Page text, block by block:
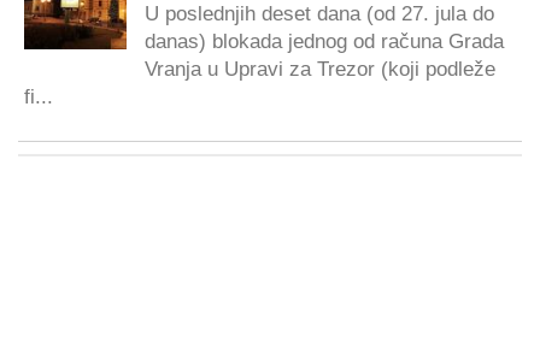
U poslednjih deset dana (od 27. jula do
danas) blokada jednog od računa Grada
Vranja u Upravi za Trezor (koji podleže
fi...